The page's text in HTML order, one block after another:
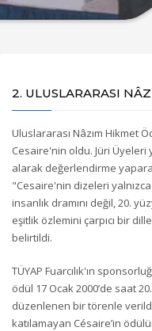
2. ULUSLARARASI
Uluslararası Nâzım Hikmet
Cesaire'nin oldu. Jüri Üyeleri
alarak değerlendirme
"Cesaire'nin dizeleri
insanlık dramını değil, 20.
eşitlik özlemini çarpıcı bir
belirtildi.
TÜYAP Fuarcılık'ın
ödül 17 Ocak 2000’de saat
düzenlenen bir törenle
katılamayan Césaire’in